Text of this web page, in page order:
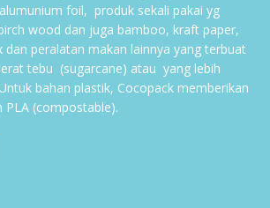
foil, produk sekali pakai yg
wood dan juga bamboo, kraft paper,
dan peralatan makan lainnya yang terbuat
tebu (sugarcane) atau yang lebih
bahan plastik, Cocopack memberikan
PLA (compostable).